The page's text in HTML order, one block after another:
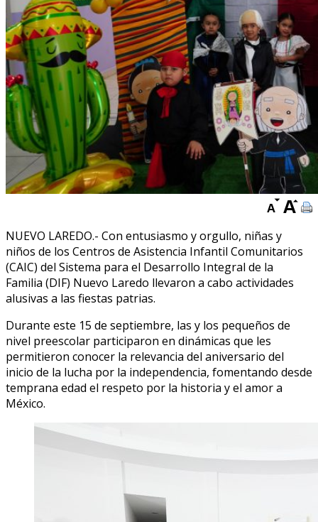
NUEVO LAREDO.- Con entusiasmo y orgullo, niñas y
niños de los Centros de Asistencia Infantil Comunitarios
(CAIC) del Sistema para el Desarrollo Integral de la
Familia (DIF) Nuevo Laredo llevaron a cabo actividades
alusivas a las fiestas patrias.
Durante este 15 de septiembre, las y los pequeños de
nivel preescolar participaron en dinámicas que les
permitieron conocer la relevancia del aniversario del
inicio de la lucha por la independencia, fomentando desde
temprana edad el respeto por la historia y el amor a
México.